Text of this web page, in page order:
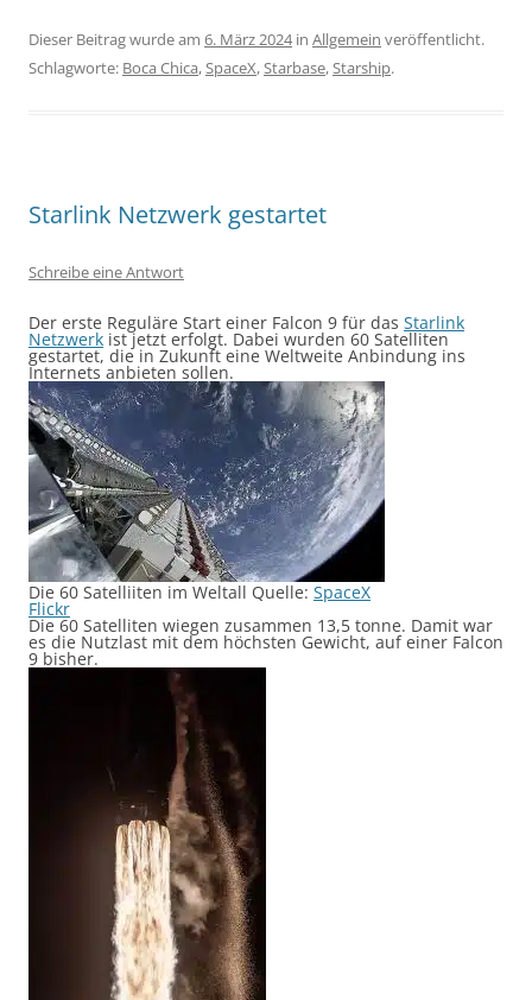
Dieser Beitrag wurde am 6. März 2024in Allgemein veröffentlicht.
Schlagworte: Boca Chica,SpaceX,Starbase,Starship.
Starlink Netzwerk gestartet
Schreibe eine Antwort
Der erste Reguläre Start einer Falcon 9 für das Starlink
Netzwerk ist jetzt erfolgt. Dabei wurden 60 Satelliten
gestartet, die in Zukunft eine Weltweite Anbindung ins
Internets anbieten sollen.
Die 60 Satelliiten im Weltall Quelle: SpaceX
Flickr
Die 60 Satelliten wiegen zusammen 13,5 tonne. Damit war
es die Nutzlast mit dem höchsten Gewicht, auf einer Falcon
9 bisher.